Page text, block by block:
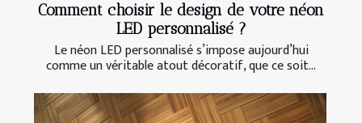
Comment choisir le design de votre néon
LED personnalisé ?
Le néon LED personnalisé s’impose aujourd’hui
comme un véritable atout décoratif, que ce soit...